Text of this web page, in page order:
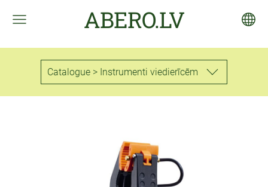
ABERO.LV
Catalogue > Instrumenti viedierīcēm